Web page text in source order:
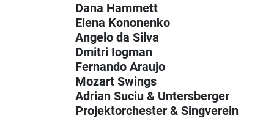
Dana Hammett
Elena Kononenko
Angelo da Silva
Dmitri Iogman
Fernando Araujo
Mozart Swings
Adrian Suciu & Untersberger
Projektorchester & Singverein